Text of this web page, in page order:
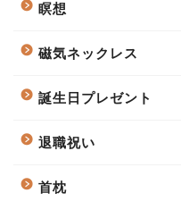
瞑想
磁気ネックレス
誕生日プレゼント
退職祝い
首枕